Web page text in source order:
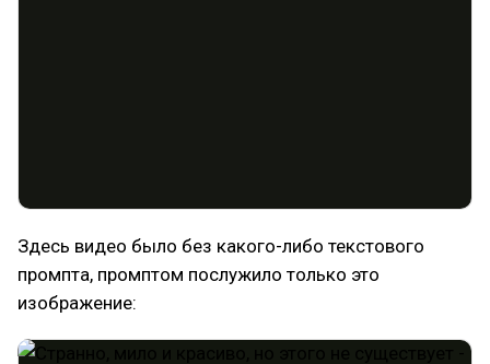
Здесь видео было без какого-либо текстового
промпта, промптом послужило только это
изображение: